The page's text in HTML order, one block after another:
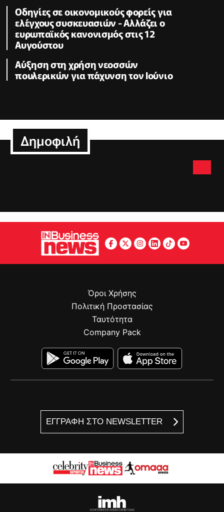
Οδηγίες σε οικονομικούς φορείς για
ελέγχους συσκευασιών - Αλλάζει ο
ευρωπαϊκός κανονισμός στις 12
Αυγούστου
Αύξηση στη χρήση νεοσσών
πουλερικών για πάχυνση τον Ιούνιο
Δημοφιλή
ΕΓΓΡΑΦΗ ΣΤΟ NEWSLETTER
Όροι Χρήσης
Πολιτική Προστασίας
Ταυτότητα
Company Pack